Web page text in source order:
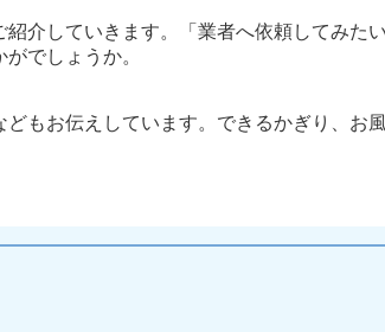
介していきます。「業者へ依頼してみた
でしょうか。
もお伝えしています。できるかぎり、お